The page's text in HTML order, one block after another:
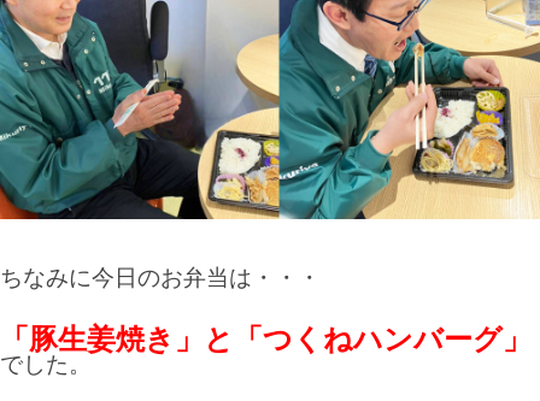
ちなみに今日のお弁当は・・・
「豚生姜焼き」と「つくねハンバーグ」
でした。